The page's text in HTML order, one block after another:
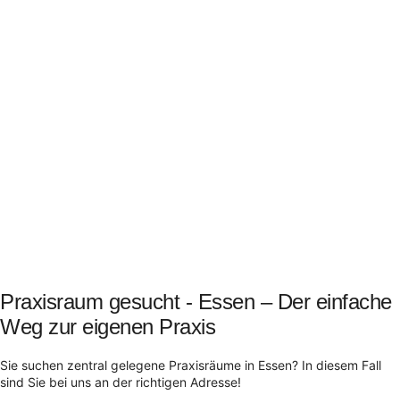
Praxisraum gesucht - Essen – Der einfache
Weg zur eigenen Praxis
Sie suchen zentral gelegene Praxisräume in Essen? In diesem Fall
sind Sie bei uns an der richtigen Adresse!